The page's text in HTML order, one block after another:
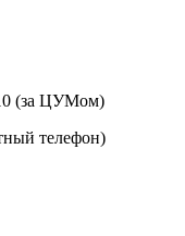
(за ЦУМом)
телефон)